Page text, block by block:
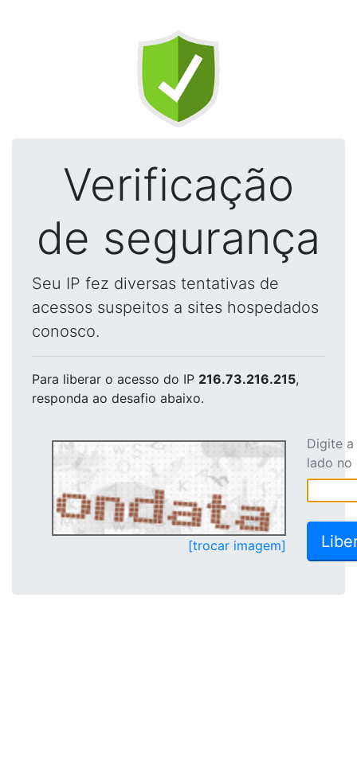
Verificação
de segurança
Seu IP fez diversas tentativas de
acessos suspeitos a sites hospedados
conosco.
Para liberar o acesso do IP 216.73.216.215,
responda ao desafio abaixo.
[trocar imagem]
Digite
lado no